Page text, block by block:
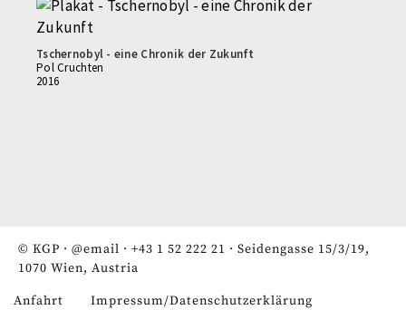
Tschernobyl - eine Chronik der Zukunft
Pol Cruchten
2016
© KGP · @email · +43 1 52 222 21 · Seidengasse 15/3/19,
1070 Wien, Austria
Anfahrt Impressum/Datenschutzerklärung